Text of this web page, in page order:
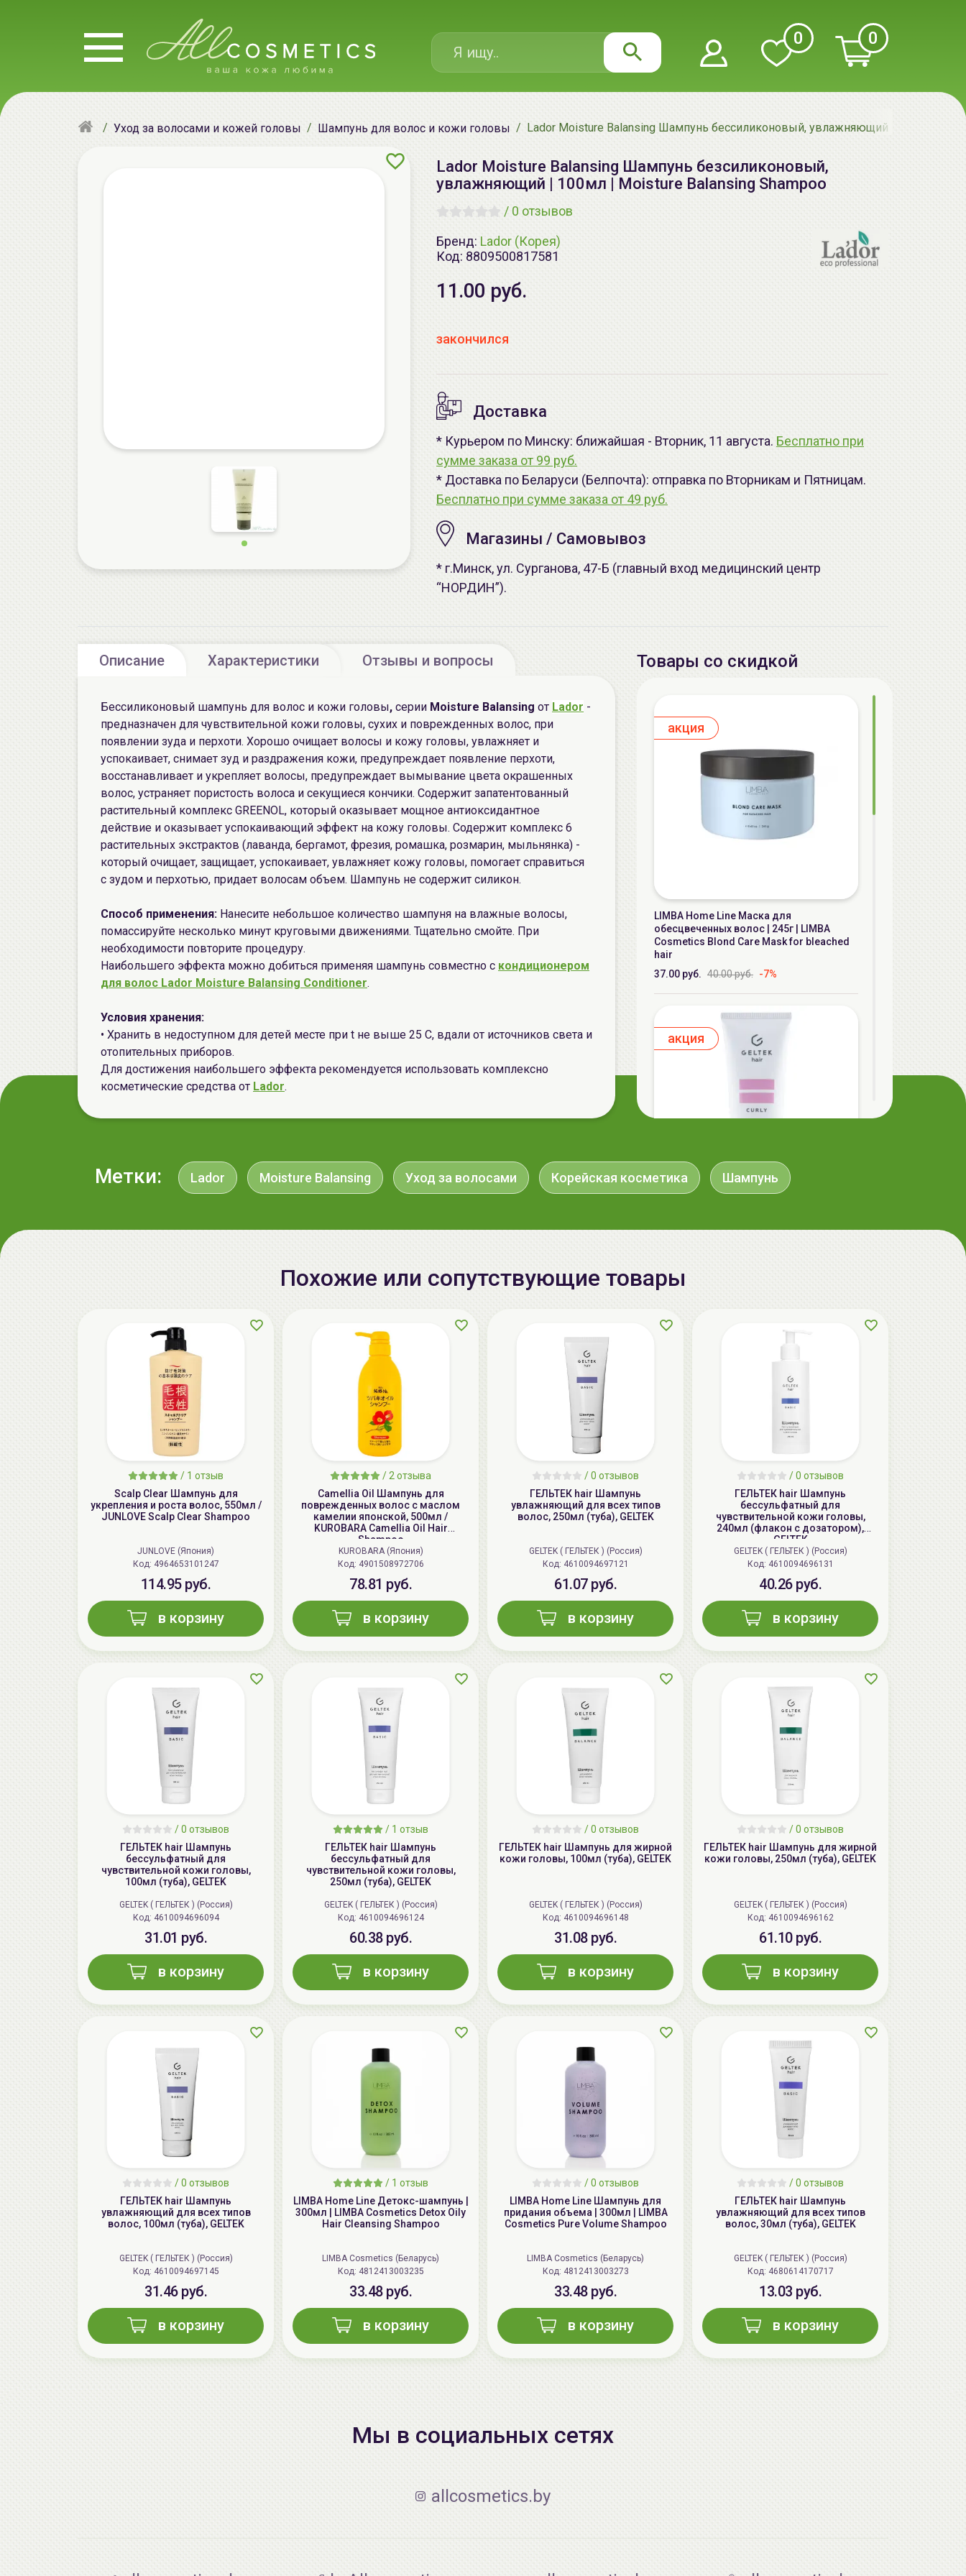
0 0
Уход за волосами и кожей головы Шампунь для волос и кожи головы Lador Moisture Balansing Шампунь бессиликоновый, увлажняющий | 100мл |
Lador Moisture Balansing Шампунь безсиликоновый,
увлажняющий | 100мл | Moisture Balansing Shampoo
/ 0 отзывов
Бренд: Lador (Корея)
Код: 8809500817581
11.00 руб.
закончился
Доставка
* Курьером по Минску: ближайшая - Вторник, 11 августа. Бесплатно при
сумме заказа от 99 руб.
* Доставка по Беларуси (Белпочта): отправка по Вторникам и Пятницам.
Бесплатно при сумме заказа от 49 руб.
Магазины / Самовывоз
* г.Минск, ул. Сурганова, 47-Б (главный вход медицинский центр
“НОРДИН”).
Описание Характеристики Отзывы и вопросы
Бессиликоновый шампунь для волос и кожи головы, серии Moisture Balansing от Lador -
предназначен для чувствительной кожи головы, сухих и поврежденных волос, при
появлении зуда и перхоти. Хорошо очищает волосы и кожу головы, увлажняет и
успокаивает, снимает зуд и раздражения кожи, предупреждает появление перхоти,
восстанавливает и укрепляет волосы, предупреждает вымывание цвета окрашенных
волос, устраняет пористость волоса и секущиеся кончики. Содержит запатентованный
растительный комплекс GREENOL, который оказывает мощное антиоксидантное
действие и оказывает успокаивающий эффект на кожу головы. Содержит комплекс 6
растительных экстрактов (лаванда, бергамот, фрезия, ромашка, розмарин, мыльнянка) -
который очищает, защищает, успокаивает, увлажняет кожу головы, помогает справиться
с зудом и перхотью, придает волосам объем. Шампунь не содержит силикон.
Способ применения: Нанесите небольшое количество шампуня на влажные волосы,
помассируйте несколько минут круговыми движениями. Тщательно смойте. При
необходимости повторите процедуру.
Наибольшего эффекта можно добиться применяя шампунь совместно с кондиционером
для волос Lador Moisture Balansing Conditioner.
Условия хранения:
• Хранить в недоступном для детей месте при t не выше 25 С, вдали от источников света и
отопительных приборов.
Для достижения наибольшего эффекта рекомендуется использовать комплексно
косметические средства от Lador.
Товары со скидкой
aкция
LIMBA Home Line Маска для
обесцвеченных волос | 245г | LIMBA
Cosmetics Blond Care Mask for bleached
hair
37.00 руб. 40.00 руб. -7%
aкция
aкция
LIMBA Premium Line Маска-
реконструктор для волос | 750мл | LIMBA
Cosmetics Premium Line Reconstruction
155.00 руб. -10%
aкция
увлажняющий, 250мл
19.99 руб.
27.38 руб. -26%
AiliCode Восстанавливающий крем-
-50%
Метки: Lador Moisture Balansing Уход за волосами Корейская косметика Шампунь
Похожие или сопутствующие товары
/ 1 отзыв
Scalp Clear Шампунь для
укрепления и роста волос, 550мл /
JUNLOVE Scalp Clear Shampoo
JUNLOVE (Япония)
Код: 4964653101247
114.95 руб.
в корзину
/ 2 отзыва
Camellia Oil Шампунь для
поврежденных волос с маслом
камелии японской, 500мл /
KUROBARA Camellia Oil Hair
Shampoo
KUROBARA (Япония)
Код: 4901508972706
78.81 руб.
в корзину
/0 отзывов
ГЕЛЬТЕК hair Шампунь
увлажняющий для всех типов
волос, 250мл (туба), GELTEK
GELTEK ( ГЕЛЬТЕК ) (Россия)
Код: 4610094697121
61.07 руб.
в корзину
/0 отзывов
ГЕЛЬТЕК hair Шампунь
бессульфатный для
чувствительной кожи головы,
240мл (флакон с дозатором),
GELTEK
GELTEK ( ГЕЛЬТЕК ) (Россия)
Код: 4610094696131
40.26 руб.
в корзину
/0 отзывов
ГЕЛЬТЕК hair Шампунь
бессульфатный для
чувствительной кожи головы,
100мл (туба), GELTEK
GELTEK ( ГЕЛЬТЕК ) (Россия)
Код: 4610094696094
31.01 руб.
в корзину
/ 1 отзыв
ГЕЛЬТЕК hair Шампунь
бессульфатный для
чувствительной кожи головы,
250мл (туба), GELTEK
GELTEK ( ГЕЛЬТЕК ) (Россия)
Код: 4610094696124
60.38 руб.
в корзину
/0 отзывов
ГЕЛЬТЕК hair Шампунь для жирной
кожи головы, 100мл (туба), GELTEK
GELTEK ( ГЕЛЬТЕК ) (Россия)
Код: 4610094696148
31.08 руб.
в корзину
/0 отзывов
ГЕЛЬТЕК hair Шампунь для жирной
кожи головы, 250мл (туба), GELTEK
GELTEK ( ГЕЛЬТЕК ) (Россия)
Код: 4610094696162
61.10 руб.
в корзину
/0 отзывов
ГЕЛЬТЕК hair Шампунь
увлажняющий для всех типов
волос, 100мл (туба), GELTEK
GELTEK ( ГЕЛЬТЕК ) (Россия)
Код: 4610094697145
31.46 руб.
в корзину
/ 1 отзыв
LIMBA Home Line Детокс-шампунь |
300мл | LIMBA Cosmetics Detox Oily
Hair Cleansing Shampoo
LIMBA Cosmetics (Беларусь)
Код: 4812413003235
33.48 руб.
в корзину
/0 отзывов
LIMBA Home Line Шампунь для
придания объема | 300мл | LIMBA
Cosmetics Pure Volume Shampoo
LIMBA Cosmetics (Беларусь)
Код: 4812413003273
33.48 руб.
в корзину
/0 отзывов
ГЕЛЬТЕК hair Шампунь
увлажняющий для всех типов
волос, 30мл (туба), GELTEK
GELTEK ( ГЕЛЬТЕК ) (Россия)
Код: 4680614170717
13.03 руб.
в корзину
Мы в социальных сетях
allcosmetics.by